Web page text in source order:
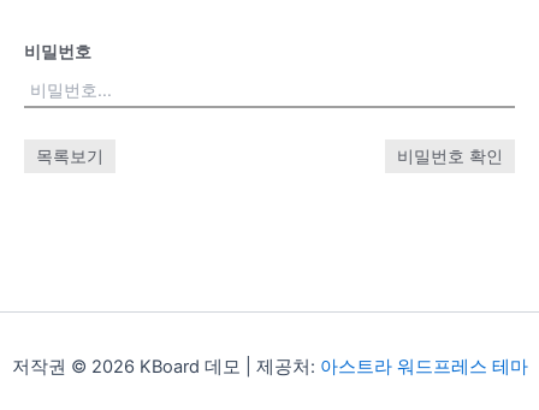
비밀번호
목록보기 비밀번호 확인
저작권 © 2026 KBoard 데모 | 제공처: 아스트라 워드프레스 테마